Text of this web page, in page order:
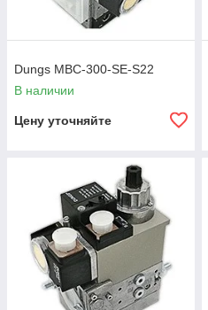
Dungs MBC-300-SE-S22
В наличии
Цену уточняйте